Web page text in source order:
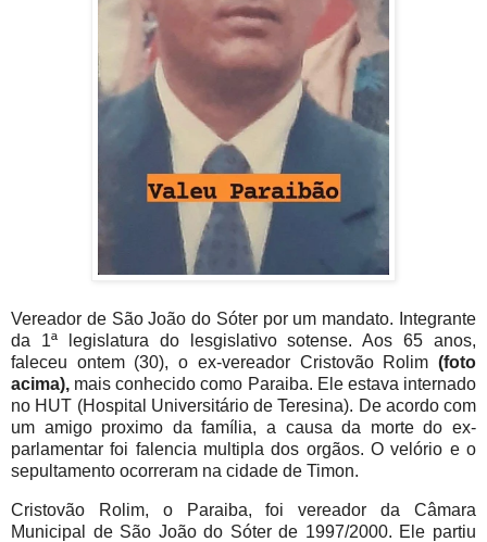
Vereador de São João do Sóter por um mandato. Integrante
da 1ª legislatura do lesgislativo sotense. Aos 65 anos,
faleceu ontem (30), o ex-vereador Cristovão Rolim (foto
acima), mais conhecido como Paraiba. Ele estava internado
no HUT (Hospital Universitário de Teresina). De acordo com
um amigo proximo da família, a causa da morte do ex-
parlamentar foi falencia multipla dos orgãos. O velório e o
sepultamento ocorreram na cidade de Timon.
Cristovão Rolim, o Paraiba, foi vereador da Câmara
Municipal de São João do Sóter de 1997/2000. Ele partiu